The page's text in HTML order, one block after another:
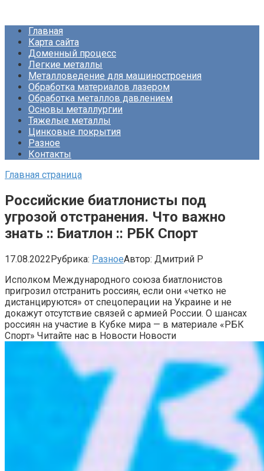
контентуГлавная
Карта сайта
Доменный процесс
Легкие металлы
Металловедение для машиностроения
Обработка материалов лазером
Обработка металлов давлением
Основы металлургии
Тяжелые металлы
Цинковые покрытия
Разное
Контакты
Главная страница
Российские биатлонисты под
угрозой отстранения. Что важно
знать :: Биатлон :: РБК Спорт
17.08.2022Рубрика: РазноеАвтор: Дмитрий Р
Исполком Международного союза биатлонистов
пригрозил отстранить россиян, если они «четко не
дистанцируются» от спецоперации на Украине и не
докажут отсутствие связей с армией России. О шансах
россиян на участие в Кубке мира — в материале «РБК
Спорт» Читайте нас в Новости Новости